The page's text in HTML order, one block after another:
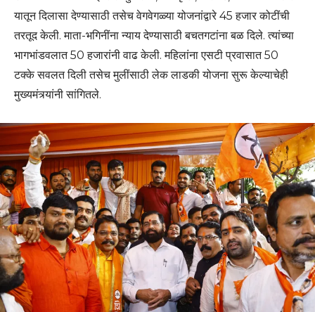
यातून दिलासा देण्यासाठी तसेच वेगवेगळ्या योजनांद्वारे 45 हजार कोटींची
तरतूद केली. माता-भगिनींना न्याय देण्यासाठी बचतगटांना बळ दिले. त्यांच्या
भागभांडवलात 50 हजारांनी वाढ केली. महिलांना एसटी प्रवासात 50
टक्के सवलत दिली तसेच मुलींसाठी लेक लाडकी योजना सुरू केल्याचेही
मुख्यमंत्र्यांनी सांगितले.